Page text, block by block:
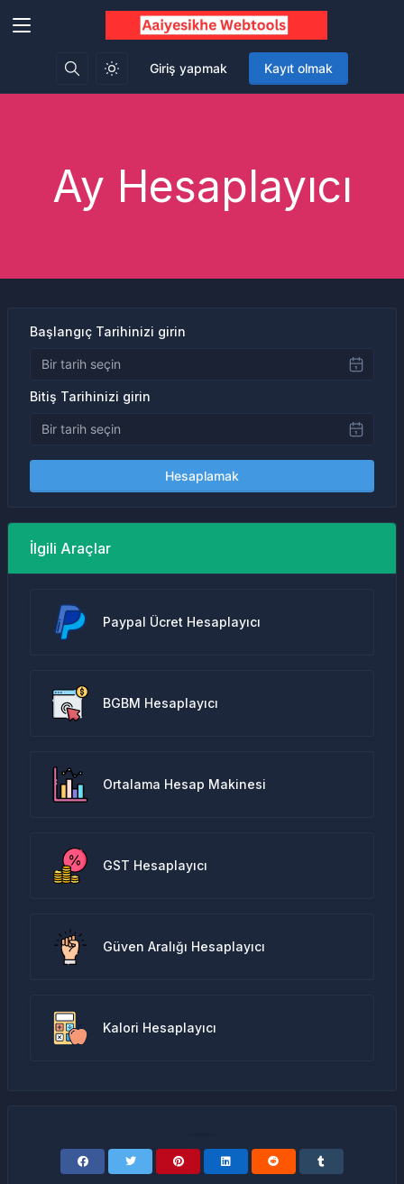
Giriş yapmak Kayıt olmak
Ay Hesaplayıcı
Başlangıç Tarihinizi girin
Bitiş Tarihinizi girin
Hesaplamak
İlgili Araçlar
Paypal Ücret Hesaplayıcı
BGBM Hesaplayıcı
Ortalama Hesap Makinesi
GST Hesaplayıcı
Güven Aralığı Hesaplayıcı
Kalori Hesaplayıcı